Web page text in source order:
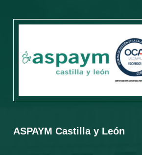
ASPAYM Castilla y León